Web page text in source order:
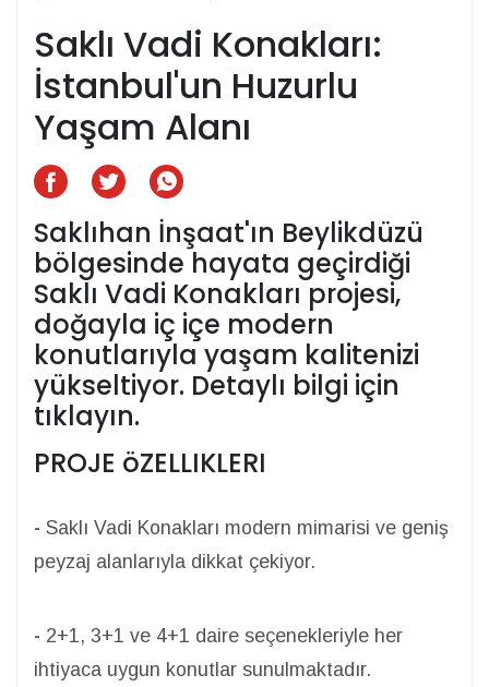
Saklı Vadi Konakları:
İstanbul'un Huzurlu
Yaşam Alanı
Saklıhan İnşaat'ın Beylikdüzü
bölgesinde hayata geçirdiği
Saklı Vadi Konakları projesi,
doğayla iç içe modern
konutlarıyla yaşam kalitenizi
yükseltiyor. Detaylı bilgi için
tıklayın.
PROJE öZELLIKLERI
- Saklı Vadi Konakları modern mimarisi ve geniş
peyzaj alanlarıyla dikkat çekiyor.
- 2+1, 3+1 ve 4+1 daire seçenekleriyle her
ihtiyaca uygun konutlar sunulmaktadır.